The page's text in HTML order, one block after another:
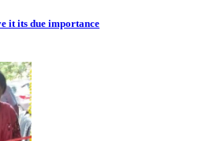
it its due importance